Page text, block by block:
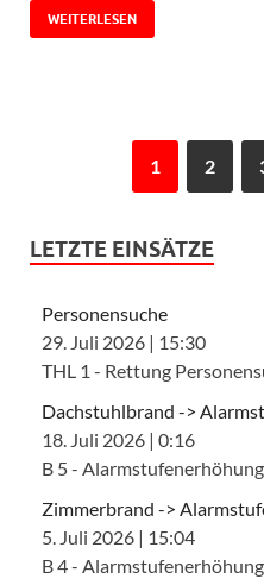
WEITERLESEN
1 2
LETZTE EINSÄTZE
Personensuche
29. Juli 2026 | 15:30
THL 1 - Rettung
Dachstuhlbrand ->
18. Juli 2026 | 0:16
B 5 -
Zimmerbrand ->
5. Juli 2026 | 15:04
B 4 -